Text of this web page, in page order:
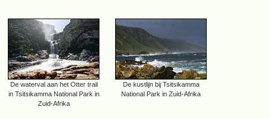
De waterval aan het Otter trail
in Tsitsikamma National Park in
Zuid-Afrika
De kustlijn bij Tsitsikamma
National Park in Zuid-Afrika